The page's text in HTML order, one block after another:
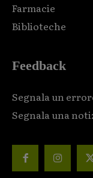
Farmacie
Biblioteche
Feedback
Segnala un
Segnala una